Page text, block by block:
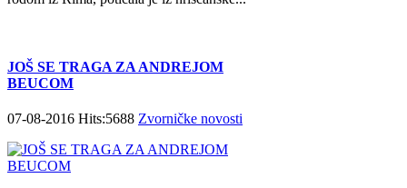
JOŠ SE TRAGA ZA ANDREJOM
BEUCOM
07-08-2016 Hits:5688 Zvorničke novosti